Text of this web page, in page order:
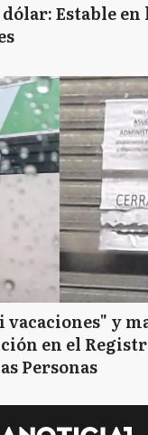
Estable
y
en el
Personas